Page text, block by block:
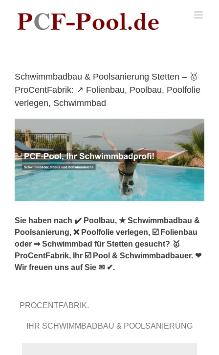
content
Schwimmbadbau & Poolsanierung Stetten – 🥇
ProCentFabrik: ↗️ Folienbau, Poolbau, Poolfolie
verlegen, Schwimmbad
Sie haben nach ✔️ Poolbau, ★ Schwimmbadbau &
Poolsanierung, ❌ Poolfolie verlegen, ☑️ Folienbau
oder ⇒ Schwimmbad für Stetten gesucht? 🥇
ProCentFabrik, Ihr ☑️ Pool & Schwimmbadbauer. ❤
Wir freuen uns auf Sie ✉ ✔.
PROCENTFABRIK.
IHR SCHWIMMBADBAU & POOLSANIERUNG